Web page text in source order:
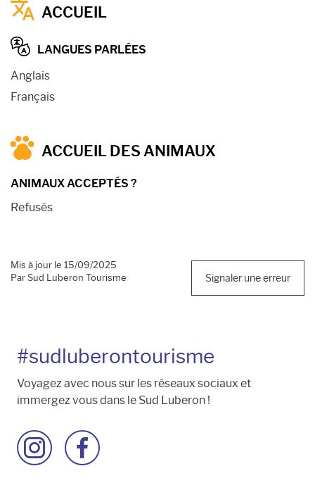
ACCUEIL
LANGUES PARLÉES
Anglais
Français
ACCUEIL DES ANIMAUX
ANIMAUX ACCEPTÉS ?
Refusés
Mis à jour le 15/09/2025
Par Sud Luberon Tourisme
Signaler une erreur
#sudluberontourisme
Voyagez avec nous sur les réseaux sociaux et
immergez vous dans le Sud Luberon !
Accéder
à
Accéder
à